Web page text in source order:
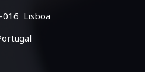
016 Lisboa